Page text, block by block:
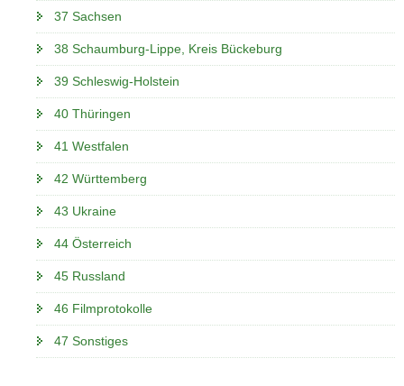
37 Sachsen
38 Schaumburg-Lippe, Kreis Bückeburg
39 Schleswig-Holstein
40 Thüringen
41 Westfalen
42 Württemberg
43 Ukraine
44 Österreich
45 Russland
46 Filmprotokolle
47 Sonstiges